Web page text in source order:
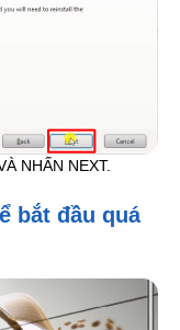
NHẤN NEXT.
bắt đầu quá